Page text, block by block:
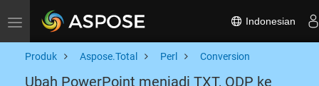
Toggle navigation Indonesian
Produk Aspose.Total Perl Conversion
Ubah PowerPoint menjadi TXT, ODP ke